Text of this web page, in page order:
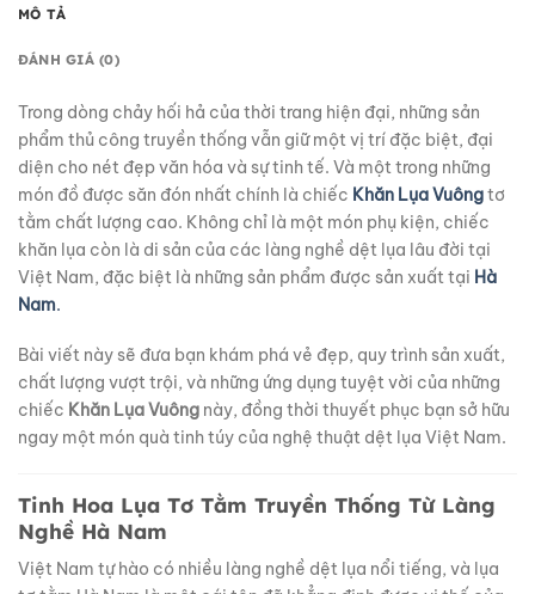
MÔ TẢ
ĐÁNH GIÁ (0)
Trong dòng chảy hối hả của thời trang hiện đại, những sản
phẩm thủ công truyền thống vẫn giữ một vị trí đặc biệt, đại
diện cho nét đẹp văn hóa và sự tinh tế. Và một trong những
món đồ được săn đón nhất chính là chiếc Khăn Lụa Vuôngtơ
tằm chất lượng cao. Không chỉ là một món phụ kiện, chiếc
khăn lụa còn là di sản của các làng nghề dệt lụa lâu đời tại
Việt Nam, đặc biệt là những sản phẩm được sản xuất tại Hà
Nam.
Bài viết này sẽ đưa bạn khám phá vẻ đẹp, quy trình sản xuất,
chất lượng vượt trội, và những ứng dụng tuyệt vời của những
chiếc Khăn Lụa Vuông này, đồng thời thuyết phục bạn sở hữu
ngay một món quà tinh túy của nghệ thuật dệt lụa Việt Nam.
Tinh Hoa Lụa Tơ Tằm Truyền Thống Từ Làng
Nghề Hà Nam
Việt Nam tự hào có nhiều làng nghề dệt lụa nổi tiếng, và lụa